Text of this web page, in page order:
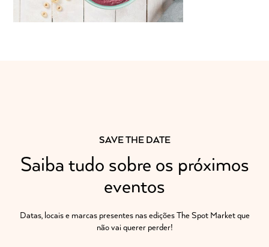
SAVE THE DATE
Saiba tudo sobre os próximos
eventos
Datas, locais e marcas presentes nas edições The Spot Market que
não vai querer perder!